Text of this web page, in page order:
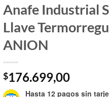
Anafe Industrial
Llave
ANION
$176.699,00
Hasta 12 pagos sin